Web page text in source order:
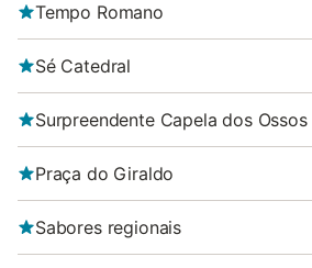
Tempo Romano
Sé Catedral
Surpreendente Capela dos Ossos
Praça do Giraldo
Sabores regionais